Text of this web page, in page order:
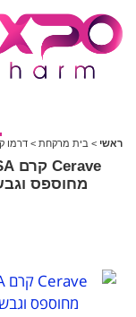
ראשי > בית מרקחת > דרמו
מחוספס